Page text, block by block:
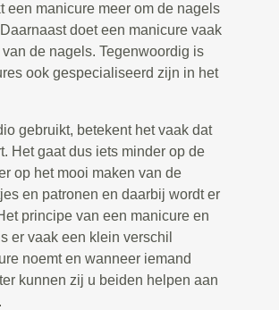
een manicure meer om de nagels
doet een manicure vaak
de nagels. Tegenwoordig is
ook gespecialiseerd zijn in het
gebruikt, betekent het vaak dat
Het gaat dus iets minder op de
op het mooi maken van de
en patronen en daarbij wordt er
principe van een manicure en
er vaak een klein verschil
noemt en wanneer iemand
kunnen zij u beiden helpen aan